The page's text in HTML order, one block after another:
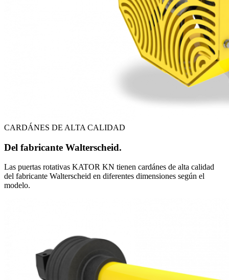
CARDÁNES DE ALTA CALIDAD
Del fabricante Walterscheid.
Las puertas rotativas KATOR KN tienen cardánes de alta calidad
del fabricante Walterscheid en diferentes dimensiones según el
modelo.